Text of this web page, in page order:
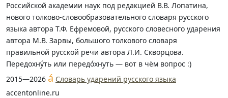
Российской академии наук под редакцией В.В. Лопатина,
нового толково-словообразовательного словаря русского
языка автора Т.Ф. Ефремовой, русского словесного ударения
автора М.В. Зарвы, большого толкового словаря
правильной русской речи автора Л.И. Скворцова.
Передохну́ть или передо́хнуть — вот в чём вопрос :)
2015—2026 á Словарь ударений русского языка
accentonline.ru